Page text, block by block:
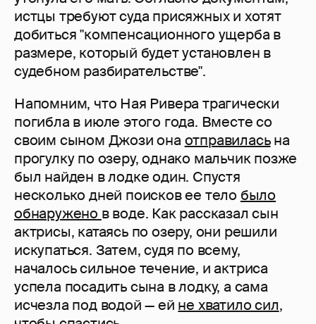
истцы требуют суда присяжных и хотят
добиться "компенсационного ущерба в
размере, который будет установлен в
судебном разбирательстве".
Напомним, что Ная Ривера трагически
погибла в июле этого года. Вместе со
своим сыном Джози она отправиласьна
прогулку по озеру, однако мальчик позже
был найден в лодке один. Спустя
несколько дней поисков ее тело было
обнаружено в воде. Как рассказал сын
актрисы, катаясь по озеру, они решили
искупаться. Затем, судя по всему,
началось сильное течение, и актриса
успела посадить сына в лодку, а сама
исчезла под водой — ей не хватило сил,